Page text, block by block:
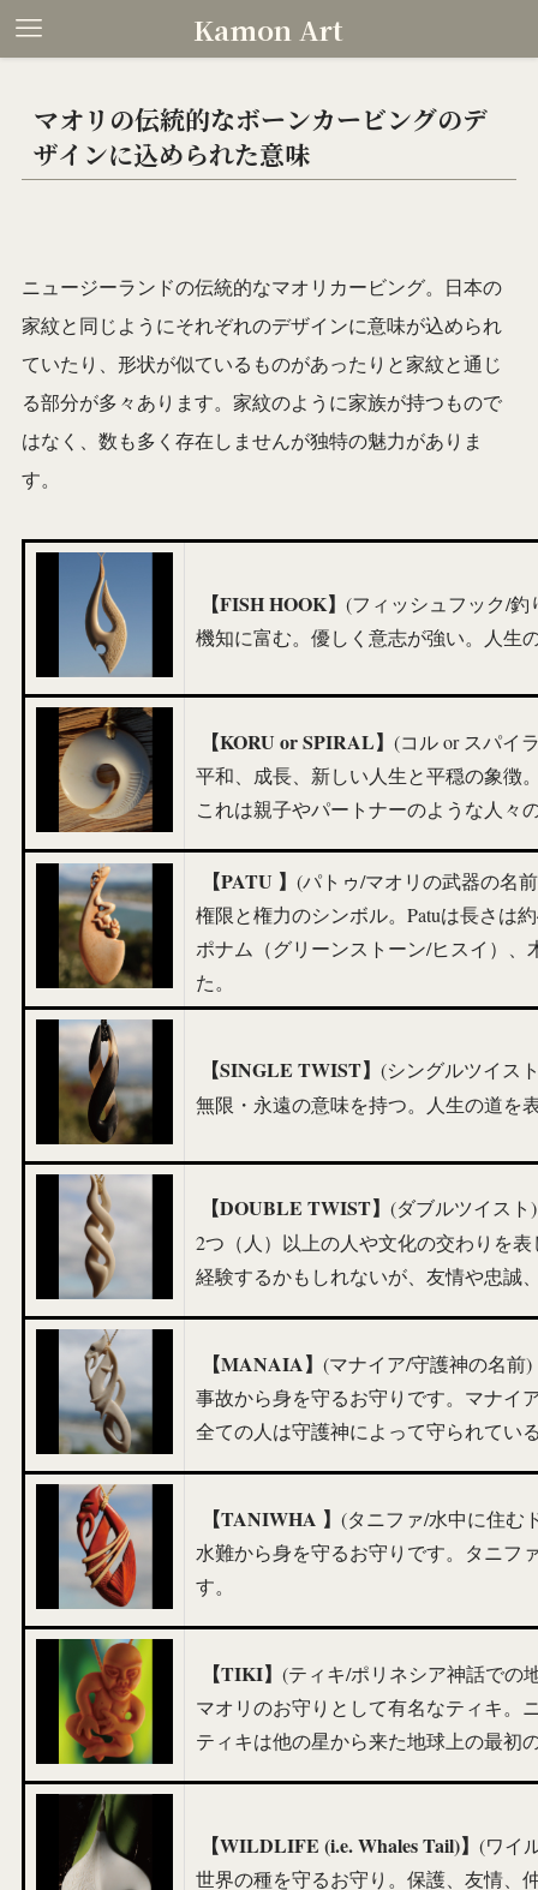
Kamon Art
マオリの伝統的なボーンカービングのデ
ザインに込められた意味
ニュージーランドの伝統的なマオリカービング。日本の
家紋と同じようにそれぞれのデザインに意味が込められ
ていたり、形状が似ているものがあったりと家紋と通じ
る部分が多々あります。家紋のように家族が持つもので
はなく、数も多く存在しませんが独特の魅力がありま
す。
【FISH HOOK】 (フィッシュフック/釣
機知に富む。優しく意志が強い。人生
【KORU or SPIRAL】 (コル or スパイ
平和、成長、新しい人生と平穏の象徴
これは親子やパートナーのような人々
【PATU 】 (パトゥ/マオリの武器の名
権限と権力のシンボル。Patuは長さは
ポナム（グリーンストーン/ヒスイ）
た。
【SINGLE TWIST】 (シングルツイス
無限・永遠の意味を持つ。人生の道を
【DOUBLE TWIST】 (ダブルツイスト)
2つ（人）以上の人や文化の交わりを
経験するかもしれないが、友情や忠誠
【MANAIA】 (マナイア/守護神の名前)
事故から身を守るお守りです。マナイ
全ての人は守護神によって守られてい
【TANIWHA 】 (タニファ/水中に住む
水難から身を守るお守りです。タニフ
す。
【TIKI】 (ティキ/ポリネシア神話での
マオリのお守りとして有名なティキ。
ティキは他の星から来た地球上の最初
【WILDLIFE (i.e. Whales Tail)】 (ワイ
世界の種を守るお守り。保護、友情、